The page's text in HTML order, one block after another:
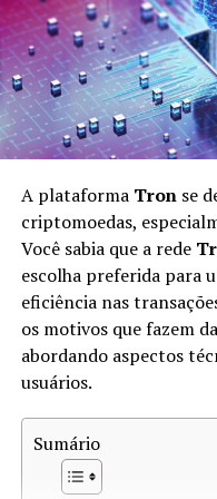
capacidade de
atividade acessível
outro lado, a mineração
abrindo oportunidades
usuários.
Entendendo o
Pi Networké uma das
introduziu a mineração
um grupo de graduados
Pi Network visa criar
inclusiva. A proposta
pessoa com um
criptomoedas.
A principal ideia por
em um modelo de
tradicionais. Em vez
A plataforma Tronse
criptomoedas,
Você sabia que a rede
escolha preferida para
eficiência nas
os motivos que fazem da
abordando aspectos
usuários.
Sumário